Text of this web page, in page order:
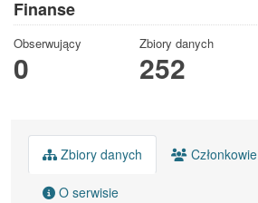
Finanse
Obserwujący
0
Zbiory danych
252
Zbiory danych Członkowie
O serwisie